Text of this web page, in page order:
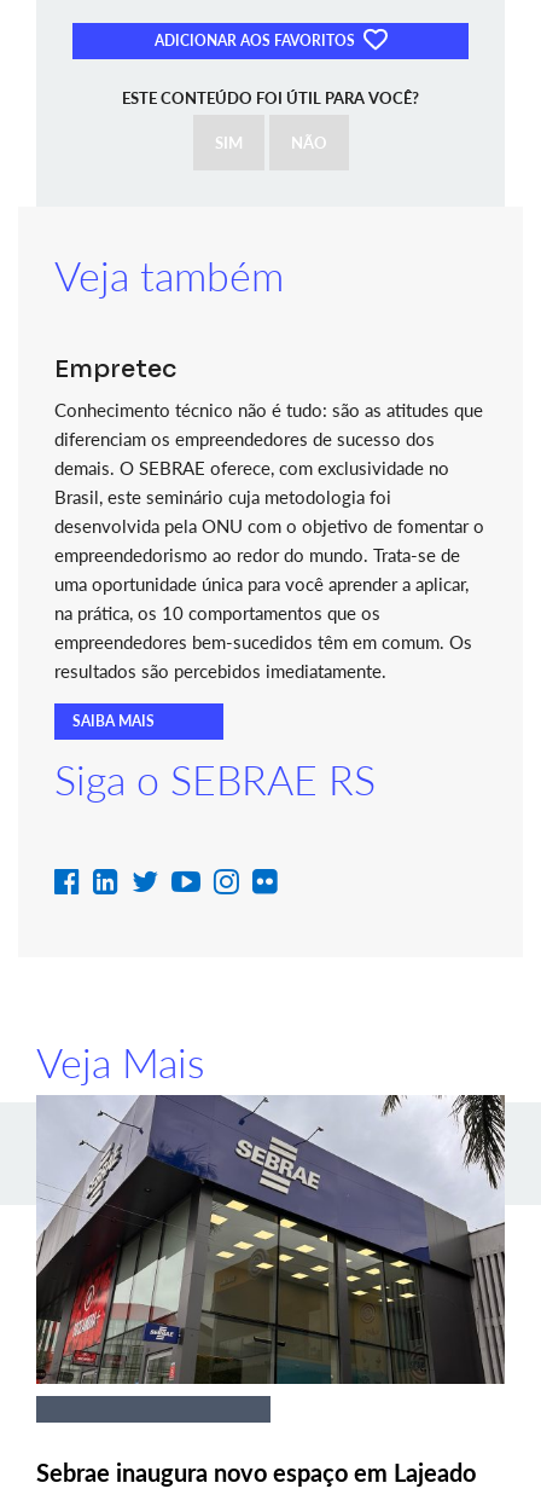
ADICIONAR AOS FAVORITOS
ESTE CONTEÚDO FOI ÚTIL PARA VOCÊ?
SIM NÃO
Veja também
Empretec
Conhecimento técnico não é tudo: são as atitudes que
diferenciam os empreendedores de sucesso dos
demais. O SEBRAE oferece, com exclusividade no
Brasil, este seminário cuja metodologia foi
desenvolvida pela ONU com o objetivo de fomentar o
empreendedorismo ao redor do mundo. Trata-se de
uma oportunidade única para você aprender a aplicar,
na prática, os 10 comportamentos que os
empreendedores bem-sucedidos têm em comum. Os
resultados são percebidos imediatamente.
SAIBA MAIS
Siga o SEBRAE RS
Veja Mais
Sebrae inaugura novo espaço em Lajeado